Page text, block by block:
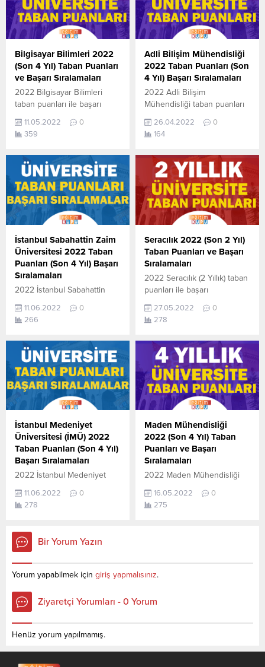
Bilgisayar Bilimleri 2022
(Son 4 Yıl) Taban Puanları
ve Başarı Sıralamaları
2022 Bilgisayar Bilimleri
taban puanları ile başarı
güncel haline aşağıdaki
tablodan ulaşabilirsiniz. 2022
Puanları ve Başarı
Sıralamaları son 4 yıla ait
veriler aşağıdaki gibidir. Bu
puanlar 2021, 2020, 2019 ve
2018 yıllarına ait Üniversite
yerleştirme
puanlarıdır. Sayfamızdaki
verilerin
tamamı ÖSYM ve YÖK-
YÖKATLAS tarafından
güncel
puanlardır. Bilgisayar...
11.05.2022
0
359
Adli Bilişim Mühendisliği
2022 Taban Puanları (Son
4 Yıl) Başarı Sıralamaları
2022 Adli Bilişim
Mühendisliği taban puanları
açıklandı. En güncel haline
aşağıdaki tablodan
AYT (YKS) Taban Puanları ve
Başarı Sıralamaları son 4 yıla
ait veriler aşağıdaki
gibidir. Bu puanlar 2021,
2020, 2019 ve 2018 yıllarına
ait Üniversite yerleştirme
puanlarıdır. Sayfamızdaki
verilerin
tamamı ÖSYM ve YÖK-
yayınlanmış olan en son
güncel...
26.04.2022
0
164
İstanbul Sabahattin Zaim
Üniversitesi 2022 Taban
Puanları (Son 4 Yıl) Başarı
Sıralamaları
2022 İstanbul Sabahattin
puanları ile başarı
sıralamaları açıklandı. En
tablodan ulaşabilirsiniz.
İstanbul Sabahattin Zaim
Üniversitesi sıralama. 2022
TYT AYT (YKS) Taban
Puanları ve Başarı
Sıralamaları aşağıdaki gibidir.
Bu puanlar son 4 yılına ait
Üniversite yerleştirme
puanlarıdır. Sayfamızdaki
verilerin
tamamı ÖSYM ve YÖK-
YÖKATLAS tarafından
yayınlanmış olan en son
güncel...
11.06.2022
0
266
Seracılık 2022 (Son 2 Yıl)
Taban Puanları ve Başarı
Sıralamaları
2022 Seracılık (2 Yıllık) taban
puanları ile başarı
güncel haline aşağıdaki
tablodan ulaşabilirsiniz.
sıralama.2022 TYT AYT (YKS)
Taban Puanları, Kontenjanları
ve Başarı Sıralamaları
aşağıdaki gibidir. Bu puanlar
2021 ve 2020 yılına ait
önlisans (iki yıllık )üniversite
yerleştirme
puanlarıdır. Sayfamızdaki
verilerin tamamı ÖSYM ve
YÖK (YÖKATLAS) tarafından
27.05.2022
0
278
İstanbul Medeniyet
Üniversitesi (İMÜ) 2022
Taban Puanları (Son 4 Yıl)
Başarı Sıralamaları
2022 İstanbul Medeniyet
ile başarı sıralamaları
açıklandı. En güncel haline
ulaşabilirsiniz. İstanbul
Medeniyet Üniversitesi
(YKS) Taban Puanları ve
Başarı Sıralamaları aşağıdaki
gibidir. Bu puanlar son 4
yılına ait Üniversite
Sayfamızdaki verilerin
tamamı ÖSYM ve YÖK-
YÖKATLAS tarafından
11.06.2022
0
278
Maden Mühendisliği
2022 (Son 4 Yıl) Taban
Puanları ve Başarı
Sıralamaları
2022 Maden Mühendisliği
sıralamaları açıklandı. En
güncel haline aşağıdaki
yerleştirme
YÖKATLAS tarafından
16.05.2022
0
275
Bir Yorum Yazın
Yorum yapabilmek için giriş yapmalısınız.
Ziyaretçi Yorumları - 0 Yorum
Henüz yorum yapılmamış.